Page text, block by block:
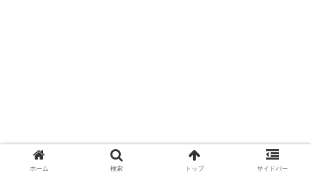
ホーム 検索 トップ サイドバー